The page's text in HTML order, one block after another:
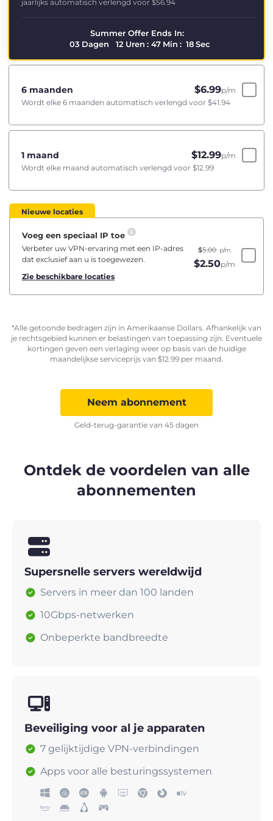
jaarlijks automatisch verlengd voor $56.94
Summer Offer Ends In:
03 Dagen 12 Uren : 47 Min : 18Sec
6 maanden $6.99p/m
Wordt elke 6 maanden automatisch verlengd voor $41.94
1 maand $12.99p/m
Wordt elke maand automatisch verlengd voor $12.99
Nieuwe locaties
Voeg een speciaal IP toe
Verbeter uw VPN-ervaring met een IP-adres
dat exclusief aan u is toegewezen.
Zie beschikbare locaties
$5.00 p/m
$2.50p/m
*Alle getoonde bedragen zijn in Amerikaanse Dollars. Afhankelijk van
je rechtsgebied kunnen er belastingen van toepassing zijn. Eventuele
kortingen geven een verlaging weer op basis van de huidige
maandelijkse serviceprijs van $12.99 per maand.
Neem abonnement
Geld-terug-garantie van 45 dagen
Ontdek de voordelen van alle
abonnementen
Supersnelle servers wereldwijd
Servers in meer dan 100 landen
10Gbps-netwerken
Onbeperkte bandbreedte
Beveiliging voor al je apparaten
7 gelijktijdige VPN-verbindingen
Apps voor alle besturingssystemen